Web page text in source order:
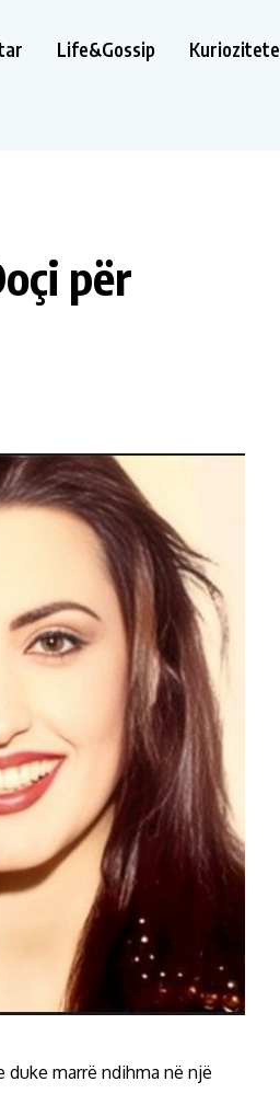
Life&Gossip Kuriozitete
për
duke marrë ndihma në një